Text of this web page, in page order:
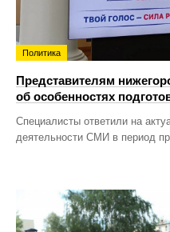
Политика
Представителям
об особенностях
Специалисты ответили на
деятельности СМИ в период